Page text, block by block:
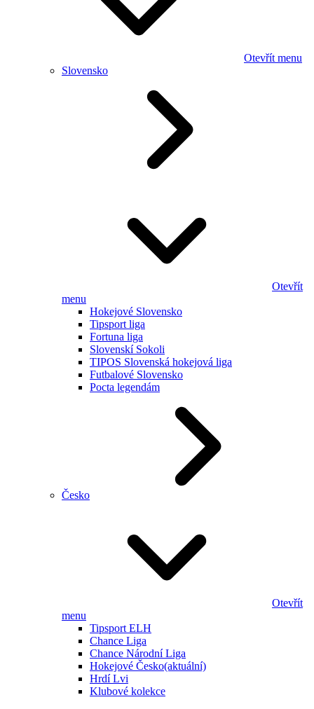
Otevřít menu
Slovensko
Otevřít
menu
Hokejové Slovensko
Tipsport liga
Fortuna liga
Slovenskí Sokoli
TIPOS Slovenská hokejová liga
Futbalové Slovensko
Pocta legendám
Česko
Otevřít
menu
Tipsport ELH
Chance Liga
Chance Národní Liga
Hokejové Česko(aktuální)
Hrdí Lvi
Klubové kolekce